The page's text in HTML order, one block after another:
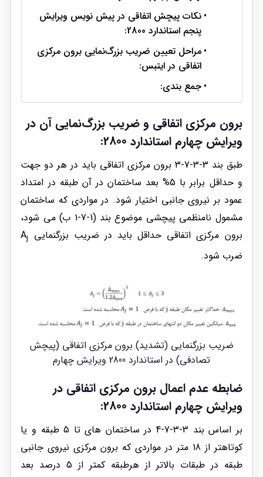
نکات پیچش اتفاقی در پیش نویس ویرایش
پنجم استاندارد 2800:
مراحل تعیین ضریب بزرگ‌نمایی برون مرکزی
اتفاقی در ایتبس:
جمع بندی:
برون مرکزی اتفاقی و ضریب بزرگ‌نمایی آن در
ویرایش چهارماستاندارد 2800 :
طبق بند 3-3-7-3 برون مرکزی اتفاقی باید در هر دو جهت
و حداقل برابر با 5% بعد ساختمان در آن طبقه در امتداد
عمود بر نیروی جانبی اختیار شود. در مواردی که ساختمان
مشمول نامنظمی پیچشی موضوع بند (1-7-1 ب) می شود،
برون مرکزی اتفاقی حداقل باید در ضریب بزرگنمایی A j
ضرب شود.
ضریب بزرگنمایی (تشدید) برون مرکزی اتفاقی (پیچش
تصادفی) در استاندارد 2800 ویرایش چهارم
ضابطه عدم اعمال برون مرکزی اتفاقی در
ویرایش چهارم استاندارد 2800:
بر اساس بند 3-3-7-4 در ساختمان های تا 5 طبقه و یا
کوتاهتر از 18 متر در مواردی که برون مرکزی نیروی جانبی
طبقه در طبقات بالاتر از هرطبقه کمتر از 5 درصد بعد